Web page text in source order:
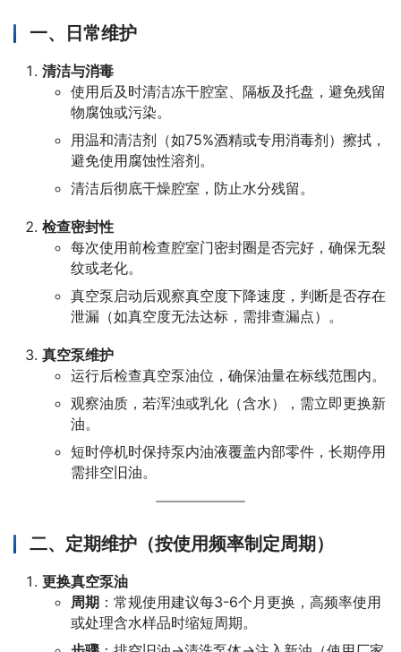
一、日常维护
清洁与消毒
使用后及时清洁冻干腔室、隔板及托盘，避免残留
物腐蚀或污染。
用温和清洁剂（如75%酒精或专用消毒剂）擦拭，
避免使用腐蚀性溶剂。
清洁后彻底干燥腔室，防止水分残留。
检查密封性
每次使用前检查腔室门密封圈是否完好，确保无裂
纹或老化。
真空泵启动后观察真空度下降速度，判断是否存在
泄漏（如真空度无法达标，需排查漏点）。
真空泵维护
运行后检查真空泵油位，确保油量在标线范围内。
观察油质，若浑浊或乳化（含水），需立即更换新
油。
短时停机时保持泵内油液覆盖内部零件，长期停用
需排空旧油。
二、定期维护（按使用频率制定周期）
更换真空泵油
周期 ：常规使用建议每3-6个月更换，高频率使用
或处理含水样品时缩短周期。